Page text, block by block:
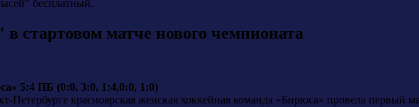
бесплатный.
стартовом матче нового чемпионата
5:4 ПБ (0:0, 3:0, 1:4,0:0, 1:0)
Петербурге красноярская женская хоккейная команда «Бирюса» провела первый